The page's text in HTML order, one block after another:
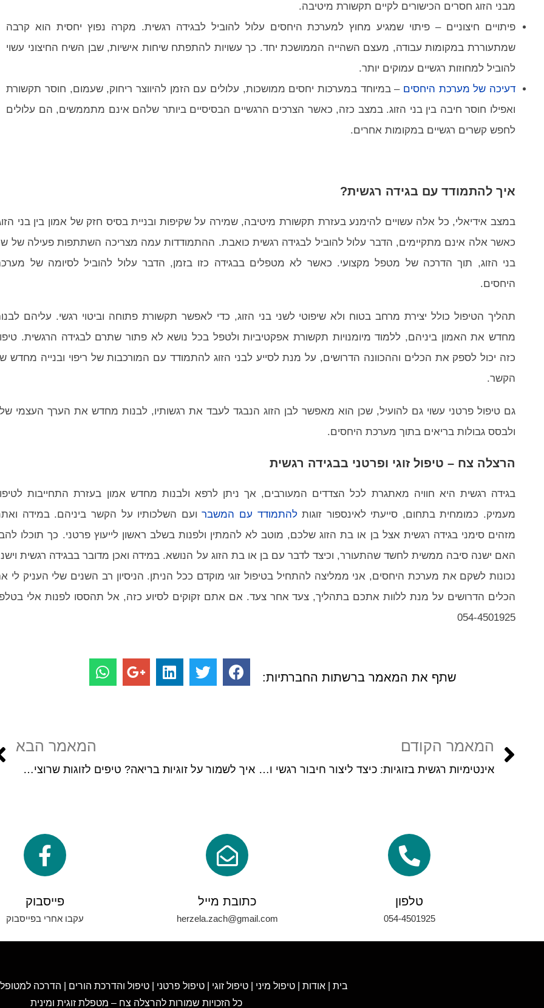
מבני הזוג חסרים הכישורים לקיים תקשורת מיטיבה.
פיתויים חיצוניים – פיתוי שמגיע מחוץ למערכת היחסים עלול להוביל לבגידה רגשית. מקרה נפוץ יחסית הוא קרבה
שמתעוררת במקומות עבודה, מעצם השהייה הממושכת יחד. כך עשויות להתפתח שיחות אישיות, שבן השיח החיצוני עשוי
להוביל למחוזות רגשיים עמוקים יותר.
דעיכה של מערכת היחסים – במיוחד במערכות יחסים ממושכות, עלולים עם הזמן להיווצר ריחוק, שעמום, חוסר תקשורת
ואפילו חוסר חיבה בין בני הזוג. במצב כזה, כאשר הצרכים הרגשיים הבסיסיים ביותר שלהם אינם מתממשים, הם עלולים
לחפש קשרים רגשיים במקומות אחרים.
איך להתמודד עם בגידה רגשית?
במצב אידיאלי, כל אלה עשויים להימנע בעזרת תקשורת מיטיבה, שמירה על שקיפות ובניית בסיס חזק של אמון בין בני
כאשר אלה אינם מתקיימים, הדבר עלול להוביל לבגידה רגשית כואבת. ההתמודדות עמה מצריכה השתתפות פעילה של
בני הזוג, תוך הדרכה של מטפל מקצועי. כאשר לא מטפלים בבגידה כזו בזמן, הדבר עלול להוביל לסיומה של
היחסים.
תהליך הטיפול כולל יצירת מרחב בטוח ולא שיפוטי לשני בני הזוג, כדי לאפשר תקשורת פתוחה וביטוי רגשי. עליהם
מחדש את האמון ביניהם, ללמוד מיומנויות תקשורת אפקטיביות ולטפל בכל נושא לא פתור שתרם לבגידה הרגשית.
כזה יכול לספק את הכלים וההכוונה הדרושים, על מנת לסייע לבני הזוג להתמודד עם המורכבות של ריפוי ובנייה מחדש
הקשר.
גם טיפול פרטני עשוי גם להועיל, שכן הוא מאפשר לבן הזוג הנבגד לעבד את רגשותיו, לבנות מחדש את הערך העצמי
ולבסס גבולות בריאים בתוך מערכת היחסים.
הרצלה צח – טיפול זוגי ופרטני בבגידה רגשית
בגידה רגשית היא חוויה מאתגרת לכל הצדדים המעורבים, אך ניתן לרפא ולבנות מחדש אמון בעזרת התחייבות
מעמיק. כמומחית בתחום, סייעתי לאינספור זוגותלהתמודד עם המשברועם השלכותיו על הקשר ביניהם. במידה
מזהים סימני בגידה רגשית אצל בן או בת הזוג שלכם, מוטב לא להמתין ולפנות בשלב ראשון לייעוץ פרטני. כך תוכלו
האם ישנה סיבה ממשית לחשד שהתעורר, וכיצד לדבר עם בן או בת הזוג על הנושא. במידה ואכן מדובר בבגידה רגשית
נכונות לשקם את מערכת היחסים, אני ממליצה להתחיל בטיפול זוגי מוקדם ככל הניתן. הניסיון רב השנים שלי העניק לי
הכלים הדרושים על מנת ללוות אתכם בתהליך, צעד אחר צעד. אם אתם זקוקים לסיוע כזה, אל תהססו לפנות אלי
054-4501925
שתף את המאמר ברשתות החברתיות:
המאמר הקודם
אינטימיות רגשית בזוגיות: כיצד ליצור חיבור רגשי ופתיחות
המאמר הבא
איך לשמור על זוגיות בריאה? טיפים לזוגות שרוצים להצליח
טלפון
054-4501925
כתובת מייל
herzela.zach@gmail.com
פייסבוק
עקבו אחרי בפייסבוק
בית |אודות |טיפול מיני |טיפול זוגי |טיפול פרטני |טיפול והדרכת הורים הדרכה
כל הזכויות שמורות להרצלה צח – מטפלת זוגית ומינית